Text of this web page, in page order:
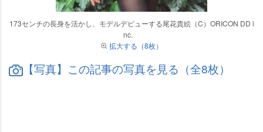
173センチの長身を活かし、モデルデビューする尾花貴絵（C）ORICON DD i
nc.
拡大する（8枚）
【写真】この記事の写真を見る（全8枚）